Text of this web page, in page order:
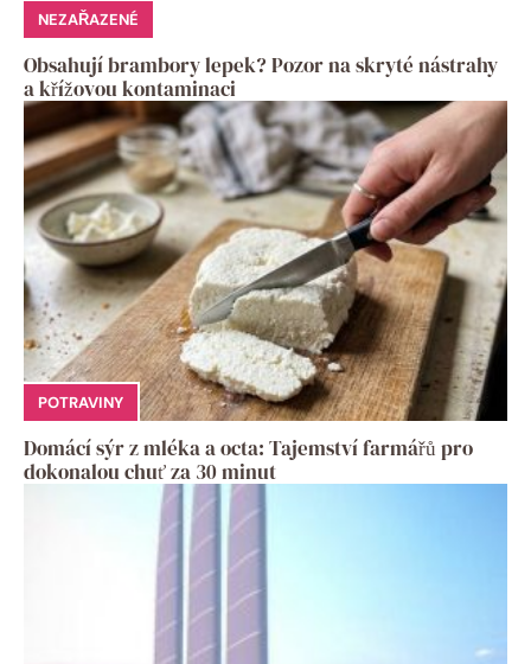
NEZAŘAZENÉ
Obsahují brambory lepek? Pozor na skryté nástrahy
a křížovou kontaminaci
POTRAVINY
Domácí sýr z mléka a octa: Tajemství farmářů pro
dokonalou chuť za 30 minut